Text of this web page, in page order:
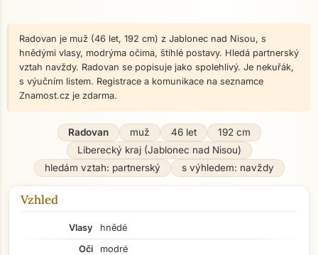
Radovan je muž (46 let, 192 cm) z Jablonec nad Nisou, s
hnědými vlasy, modrýma očima, štíhlé postavy. Hledá partnerský
vztah navždy. Radovan se popisuje jako spolehlivý. Je nekuřák,
s výučním listem. Registrace a komunikace na seznamce
Znamost.cz je zdarma.
Radovan muž 46 let
192 cm
Liberecký kraj (Jablonec nad Nisou)
hledám vztah: partnerský
s výhledem: navždy
Vzhled
Vlasy
hnědé
Oči
modré